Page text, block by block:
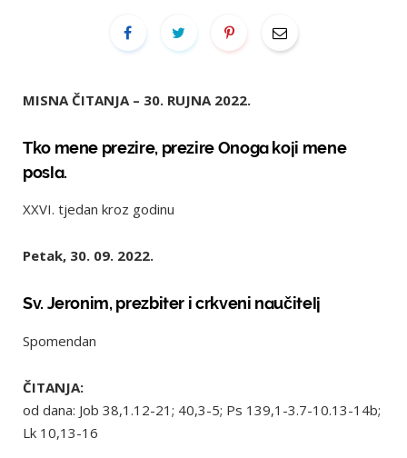
MISNA ČITANJA – 30. RUJNA 2022.
Tko mene prezire, prezire Onoga koji mene
posla.
XXVI. tjedan kroz godinu
Petak, 30. 09. 2022.
Sv. Jeronim, prezbiter i crkveni naučitelj
Spomendan
ČITANJA:
od dana: Job 38,1.12-21; 40,3-5; Ps 139,1-3.7-10.13-14b;
Lk 10,13-16